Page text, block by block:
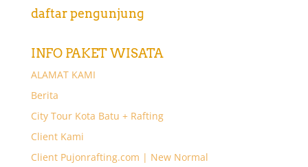
daftar pengunjung
INFO PAKET WISATA
ALAMAT KAMI
Berita
City Tour Kota Batu + Rafting
Client Kami
Client Pujonrafting.com | New Normal